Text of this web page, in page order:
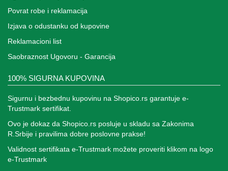
Povrat robe i reklamacija
Izjava o odustanku od kupovine
Reklamacioni list
Saobraznost Ugovoru - Garancija
100% SIGURNA KUPOVINA
Sigurnu i bezbednu kupovinu na Shopico.rs garantuje e-
Trustmark sertifikat.
Ovo je dokaz da Shopico.rs posluje u skladu sa Zakonima
R.Srbije i pravilima dobre poslovne prakse!
Validnost sertifikata e-Trustmark možete proveriti klikom na logo
e-Trustmark